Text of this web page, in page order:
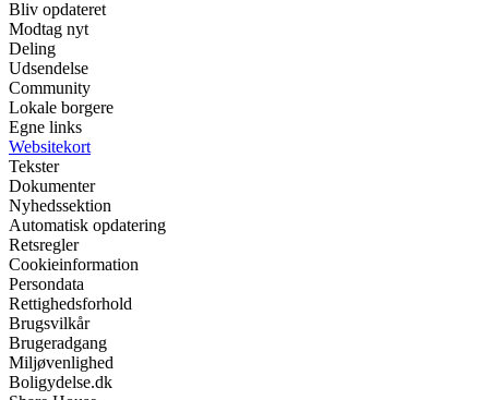
Bliv opdateret
Modtag nyt
Deling
Udsendelse
Community
Lokale borgere
Egne links
Websitekort
Tekster
Dokumenter
Nyhedssektion
Automatisk opdatering
Retsregler
Cookieinformation
Persondata
Rettighedsforhold
Brugsvilkår
Brugeradgang
Miljøvenlighed
Boligydelse.dk